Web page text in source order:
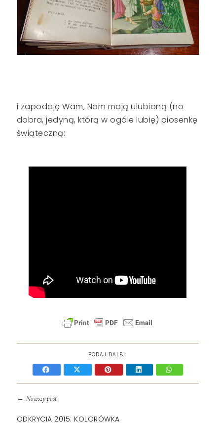
i zapodaję Wam, Nam moją ulubioną (no
dobra, jedyną, którą w ogóle lubię) piosenkę
świąteczną:
PODAJ DALEJ:
← Nowszy post
ODKRYCIA 2015: KOLORÓWKA